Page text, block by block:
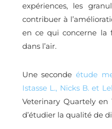
expériences, les
contribuer à
en ce qui concerne la
dans l’air.
Une seconde étude
Istasse L., Nicks B. et
Veterinary Quartely en
d’étudier la qualité de